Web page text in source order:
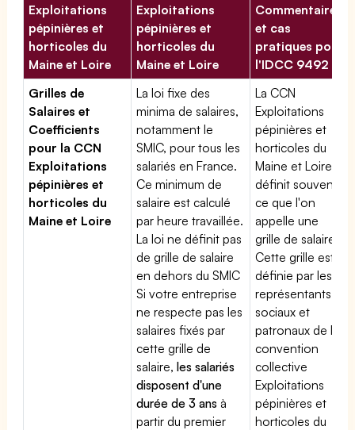
Exploitations
pépinières et
horticoles du
Maine et Loire
Exploitations
pépinières et
horticoles du
Maine et Loire
Commentaires
et cas
pratiques pour
l'IDCC 9492
Grilles de
Salaires et
Coefficients
pour la CCN
Exploitations
pépinières et
horticoles du
Maine et Loire
La loi fixe des
minima de salaires,
notamment le
SMIC, pour tous les
salariés en France.
Ce minimum de
salaire est calculé
par heure travaillée.
La loi ne définit pas
de grille de salaire
en dehors du SMIC
Si votre entreprise
ne respecte pas les
salaires fixés par
cette grille de
salaire,les salariés
disposent d'une
durée de 3 ans à
partir du premier
La CCN
Exploitations
pépinières et
horticoles du
Maine et Loire
définit souvent
ce que l'on
appelle une
grille de salaires.
Cette grille est
définie par les
représentants
sociaux et
patronaux de la
convention
collective
Exploitations
pépinières et
horticoles du